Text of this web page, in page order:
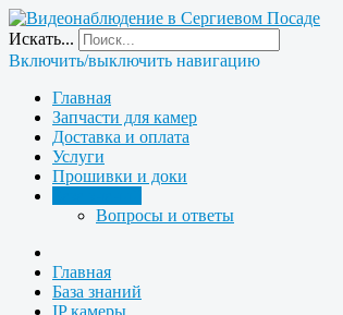
Искать...
Включить/выключить навигацию
Главная
Запчасти для камер
Доставка и оплата
Услуги
Прошивки и доки
Вопросы и ответы
Главная
База знаний
IP камеры